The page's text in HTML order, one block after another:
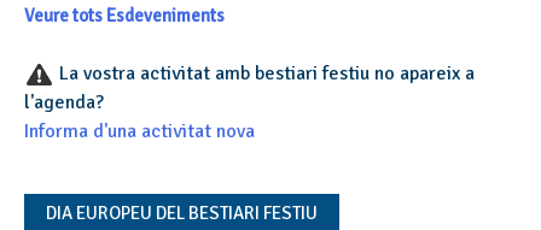
Veure tots Esdeveniments
La vostra activitat amb bestiari festiu no apareix a
l'agenda?
Informa d'una activitat nova
DIA EUROPEU DEL BESTIARI FESTIU